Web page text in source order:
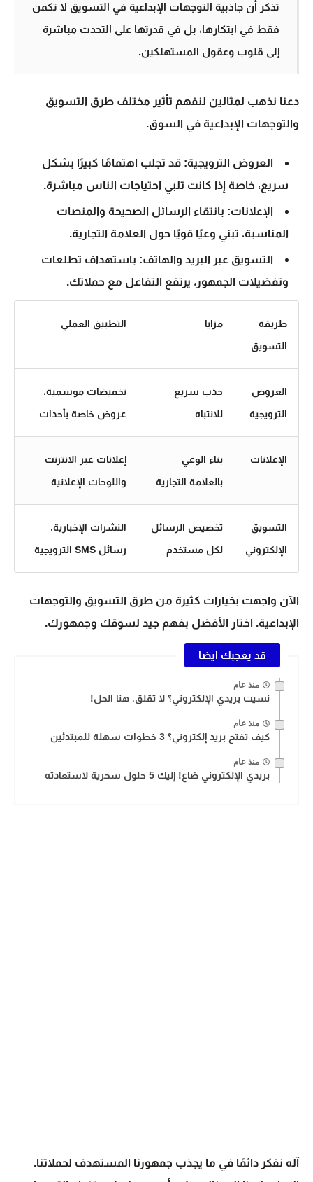
تذكر أن جاذبية التوجهات الإبداعية في التسويق لا تكمن
فقط في ابتكارها، بل في قدرتها على التحدث مباشرة
إلى قلوب وعقول المستهلكين.
دعنا نذهب لمثالين لنفهم تأثير مختلف طرق التسويق
والتوجهات الإبداعية في السوق.
العروض الترويجية: قد تجلب اهتمامًا كبيرًا بشكل
سريع، خاصة إذا كانت تلبي احتياجات الناس مباشرة.
الإعلانات: بانتقاء الرسائل الصحيحة والمنصات
المناسبة، تبني وعيًا قويًا حول العلامة التجارية.
التسويق عبر البريد والهاتف: باستهداف تطلعات
وتفضيلات الجمهور، يرتفع التفاعل مع حملاتك.
طريقة
التسويق
مزايا التطبيق العملي
العروض
الترويجية
جذب سريع
للانتباه
تخفيضات موسمية،
عروض خاصة بأحداث
الإعلانات
بناء الوعي
بالعلامة التجارية
إعلانات عبر الانترنت
واللوحات الإعلانية
التسويق
الإلكتروني
تخصيص الرسائل
لكل مستخدم
النشرات الإخبارية،
رسائل SMS الترويجية
الآن واجهت بخيارات كثيرة من طرق التسويق والتوجهات
الإبداعية. اختار الأفضل بفهم جيد لسوقك وجمهورك.
قد يعجبك ايضا
منذ عام
نسيت بريدي الإلكتروني؟ لا تقلق، هنا الحل!
منذ عام
كيف تفتح بريد إلكتروني؟ 3 خطوات سهلة للمبتدئين
منذ عام
بريدي الإلكتروني ضاع! إليك 5 حلول سحرية لاستعادته
آله نفكر دائمًا في ما يجذب جمهورنا المستهدف لحملاتنا.